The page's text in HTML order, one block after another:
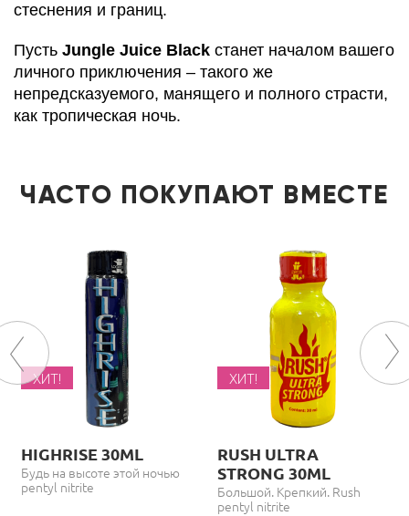
стеснения и границ.
Пусть Jungle Juice Black станет началом вашего
личного приключения – такого же
непредсказуемого, манящего и полного страсти,
как тропическая ночь.
ЧАСТО ПОКУПАЮТ ВМЕСТЕ
ХИТ!
HIGHRISE 30ML
Будь на высоте этой ночью
pentyl nitrite
ХИТ!
RUSH ULTRA
STRONG 30ML
Большой. Крепкий. Rush
pentyl nitrite